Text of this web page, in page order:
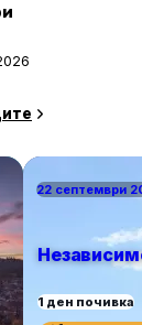
22 септември
1 ден почивка